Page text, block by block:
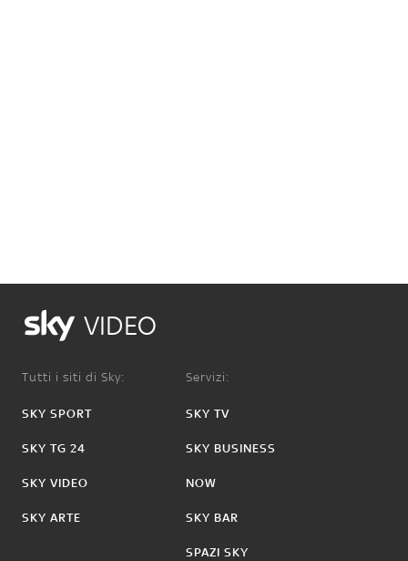
VIDEO
Tutti i siti di Sky:
SKY SPORT
SKY TG 24
SKY VIDEO
SKY ARTE
Servizi:
SKY TV
SKY BUSINESS
NOW
SKY BAR
SPAZI SKY